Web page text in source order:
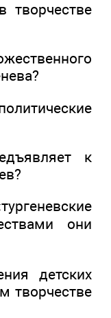
творчестве
к
они
детских
творчестве